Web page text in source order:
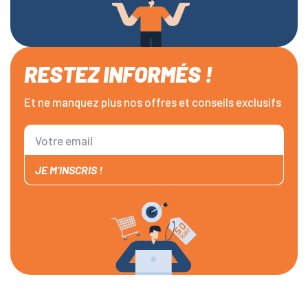
RESTEZ INFORMÉS !
Et ne manquez plus nos offres et conseils exclusifs
JE M'INSCRIS !